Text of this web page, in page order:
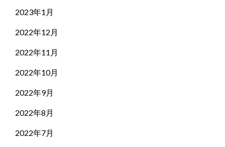
2023年1月
2022年12月
2022年11月
2022年10月
2022年9月
2022年8月
2022年7月